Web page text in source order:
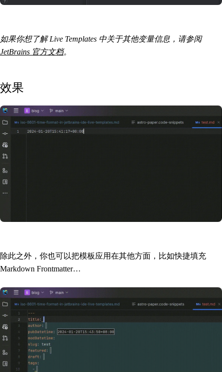
如果你想了解 Live Templates 中关于其他变量信息，请参阅
JetBrains 官方文档。
效果
除此之外，你也可以把模板应用在其他方面，比如快捷填充
Markdown Frontmatter…